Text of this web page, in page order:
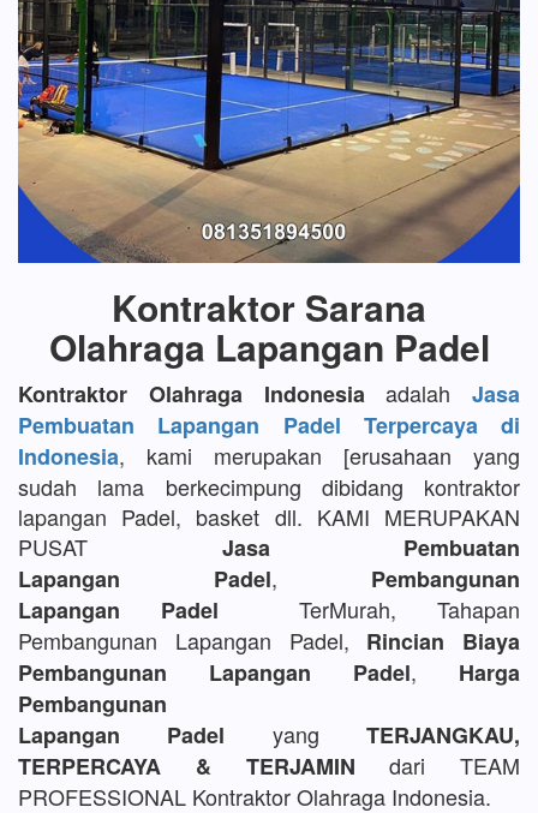
Kontraktor Sarana
Olahraga Lapangan Padel
Kontraktor Olahraga Indonesia adalah Jasa
Pembuatan Lapangan Padel Terpercaya di
Indonesia, kami merupakan [erusahaan yang
sudah lama berkecimpung dibidang kontraktor
lapangan Padel, basket dll. KAMI MERUPAKAN
PUSAT Jasa Pembuatan
Lapangan Padel, Pembangunan
Lapangan Padel TerMurah, Tahapan
Pembangunan Lapangan Padel, Rincian Biaya
Pembangunan Lapangan Padel, Harga
Pembangunan
Lapangan Padel yangTERJANGKAU,
TERPERCAYA & TERJAMIN dari TEAM
PROFESSIONAL Kontraktor Olahraga Indonesia.